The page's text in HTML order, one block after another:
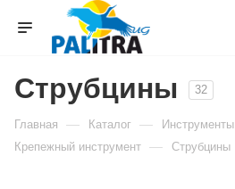
Струбцины 32
Главная — Каталог — Инструменты
Крепежный инструмент — Струбцины